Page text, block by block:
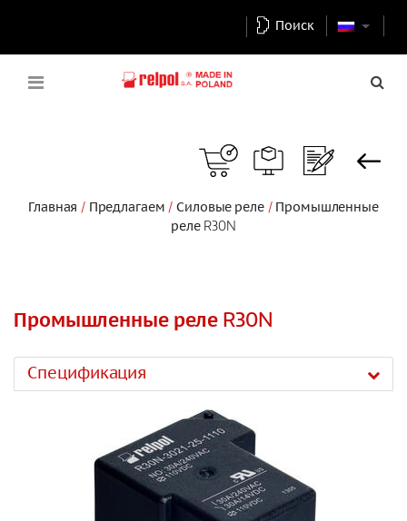
Поиск
Главная Предлагаем Силовые реле
Промышленные
реле R30N
Промышленные реле R30N
Спецификация